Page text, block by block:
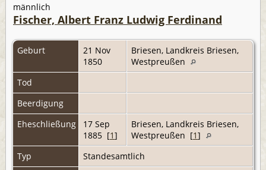
männlich
Fischer, Albert Franz Ludwig Ferdinand
Geburt
21 Nov
1850
Briesen, Landkreis Briesen,
Westpreußen
Tod
Beerdigung
Eheschließung
17 Sep
1885 [1]
Briesen, Landkreis Briesen,
Westpreußen [1]
Typ
Standesamtlich